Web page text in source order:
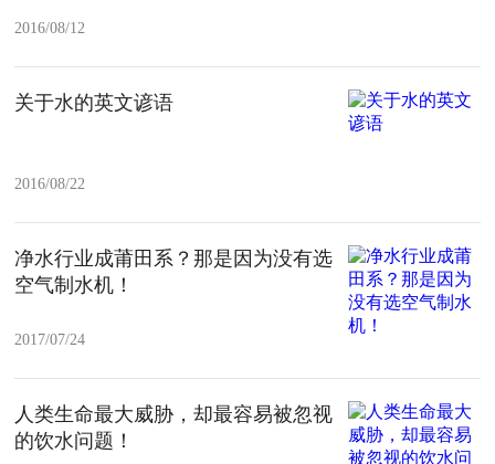
2016/08/12
关于水的英文谚语
2016/08/22
净水行业成莆田系？那是因为没有选
空气制水机！
2017/07/24
人类生命最大威胁，却最容易被忽视
的饮水问题！